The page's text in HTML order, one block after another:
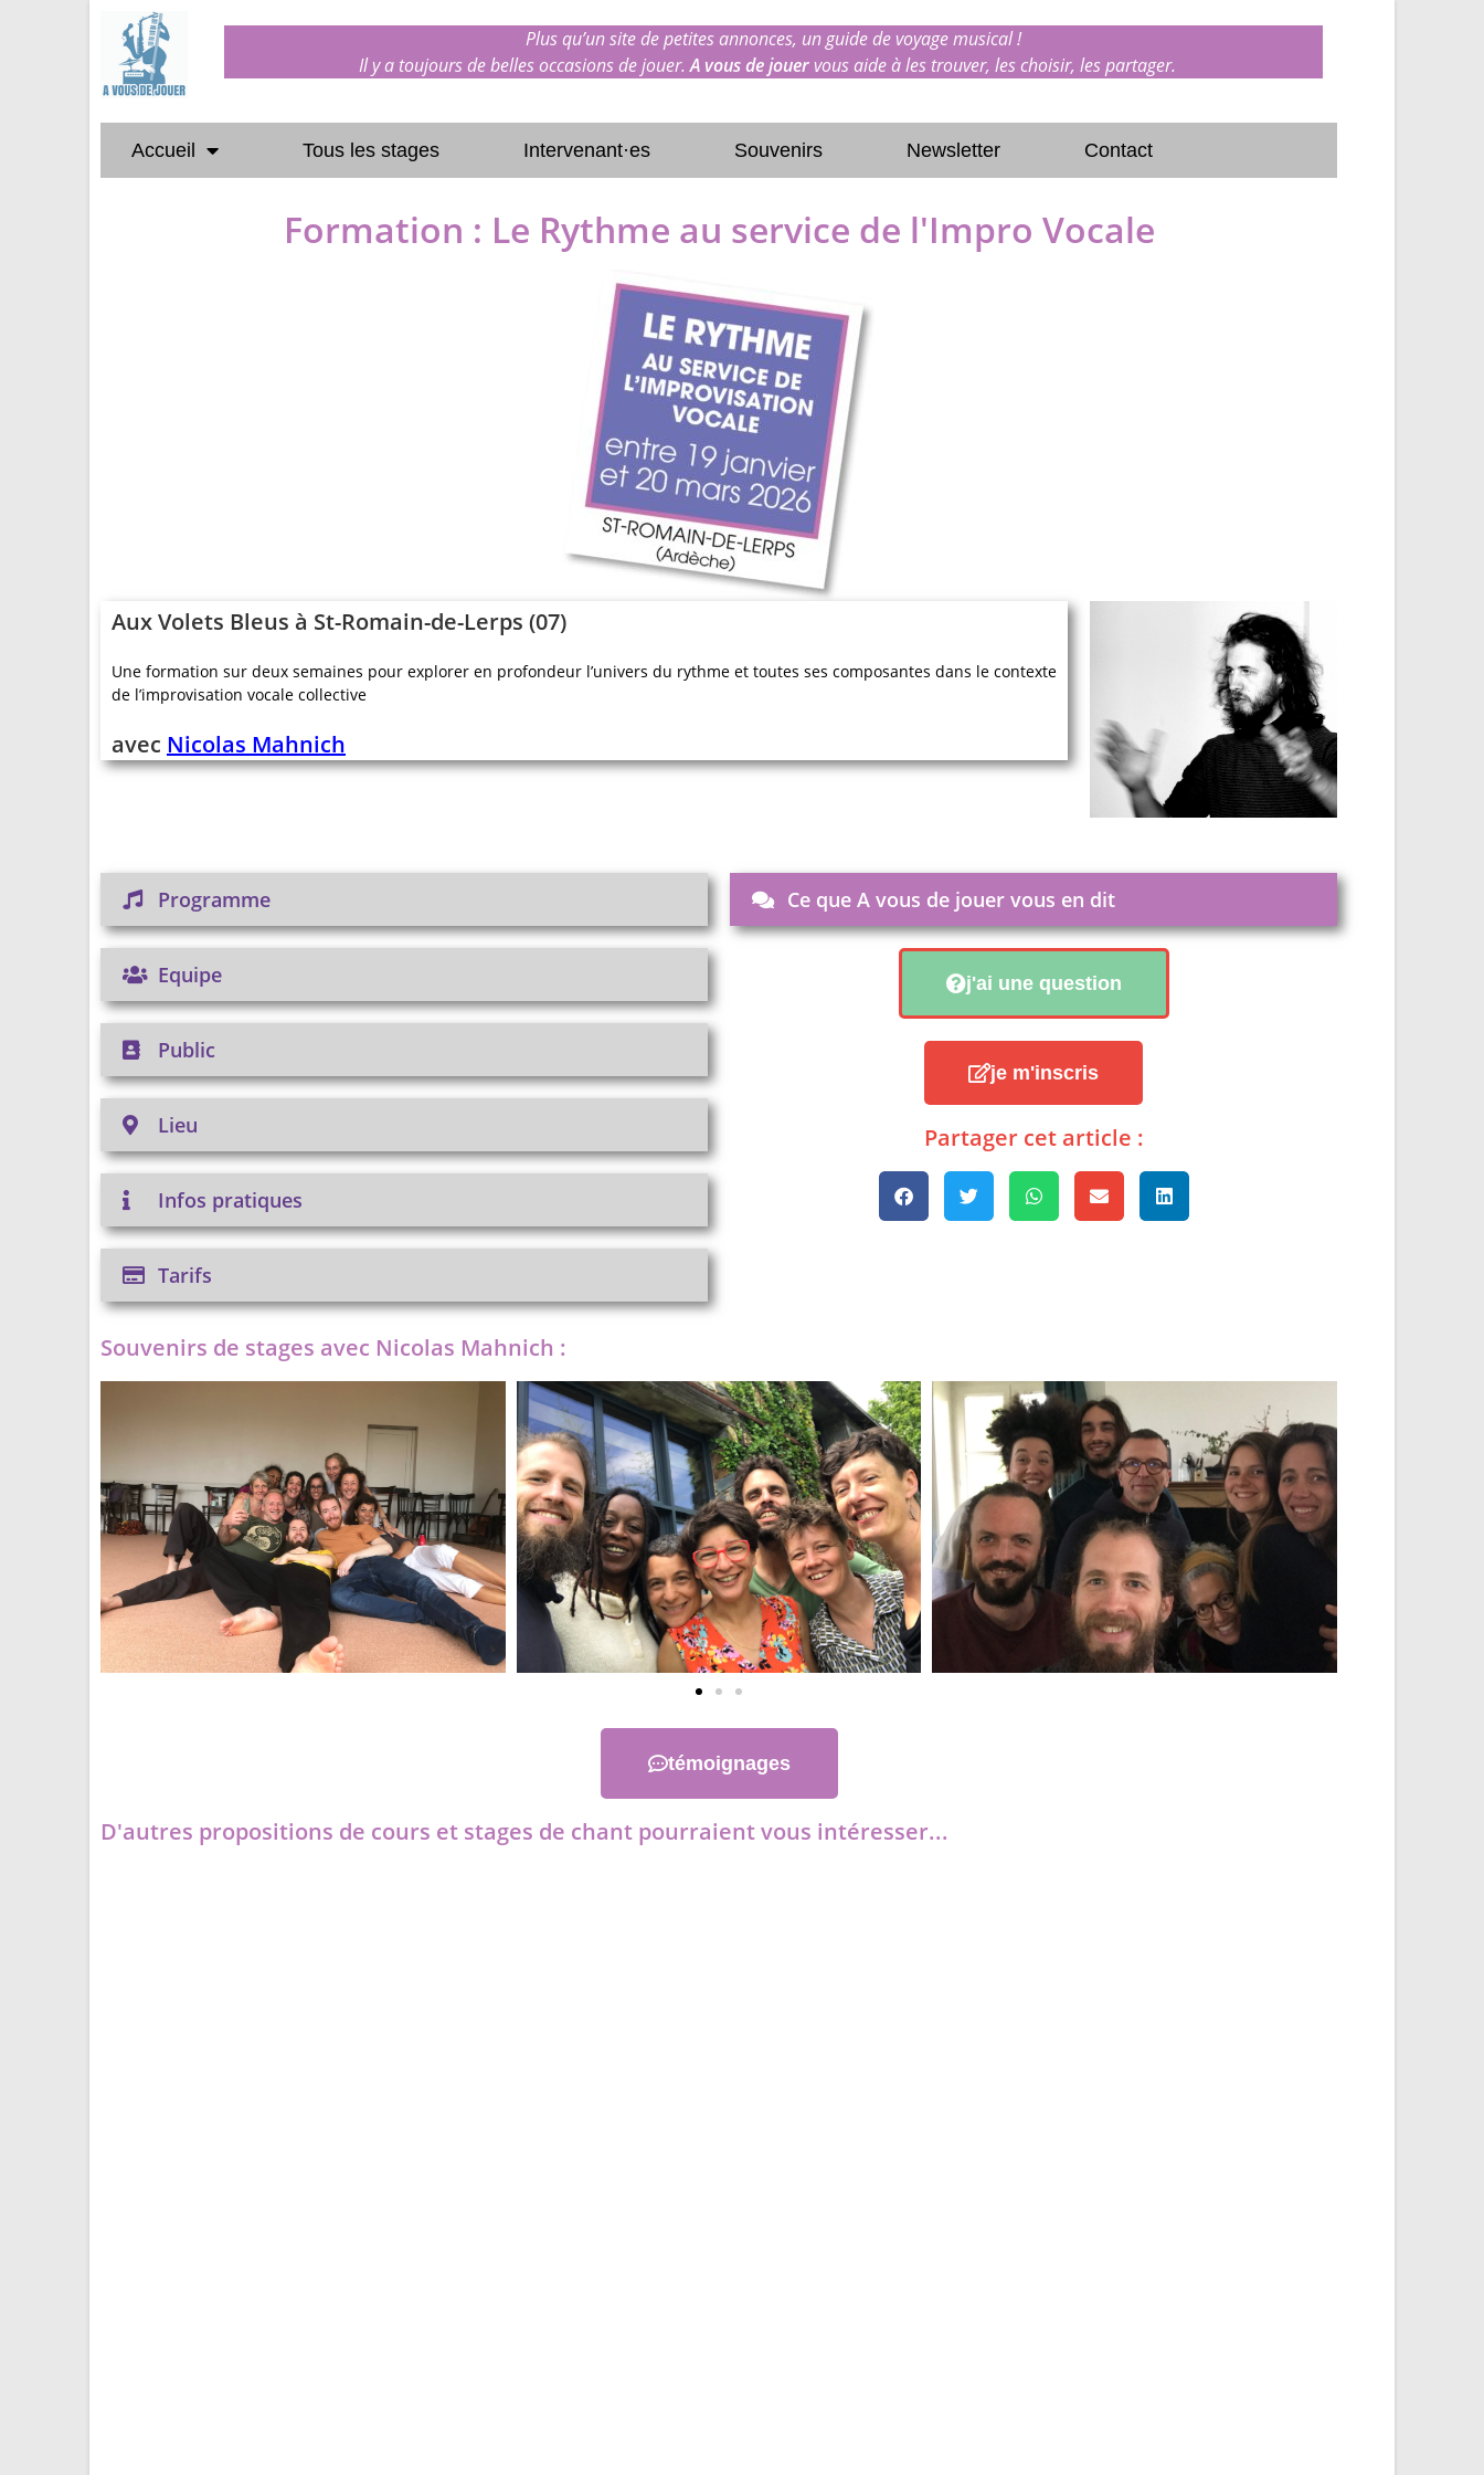
Plus qu’un site de petites annonces, un guide de voyage musical !
Il y a toujours de belles occasions de jouer.A vous de jouervous aide à les trouver, les choisir, les partager.
Accueil Tous les stages Intervenant·es Souvenirs Newsletter Contact
Formation : Le Rythme au service de l'Impro Vocale
Aux Volets Bleus à St-Romain-de-Lerps (07)
Une formation sur deux semaines pour explorer en profondeur l’univers du rythme et toutes ses composantes dans le contexte
de l’improvisation vocale collective
avec Nicolas Mahnich
Programme
Equipe
Public
Lieu
Infos pratiques
Tarifs
Ce que A vous de jouer vous en dit
j'ai une question
je m'inscris
Partager cet article :
Souvenirs de stages avec Nicolas Mahnich :
témoignages
D'autres propositions de cours et stages de chant pourraient vous intéresser...